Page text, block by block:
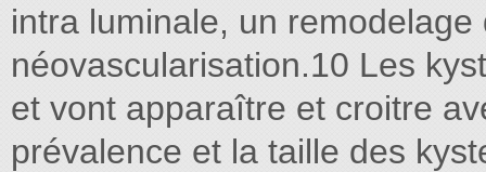
intra luminale, un
néovascularisation.10 Les
et vont apparaître et croitre
prévalence et la taille des